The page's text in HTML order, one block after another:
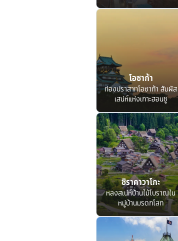
โอซาก้า
ท่องปราสาทโอซาก้า สัมผัส
เสน่ห์แห่งเกาะฮอนชู
ชิราคาวาโกะ
หลงสเน่ห์บ้านไม้โบราณใน
หมู่บ้านมรดกโลก